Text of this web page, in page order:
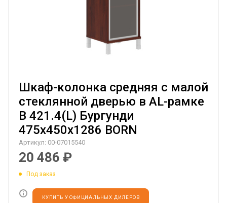
Шкаф-колонка средняя с малой
стеклянной дверью в AL-рамке
B 421.4(L) Бургунди
475х450х1286 BORN
Артикул: 00-07015540
20 486 ₽
Под заказ
КУПИТЬ У ОФИЦИАЛЬНЫХ ДИЛЕРОВ